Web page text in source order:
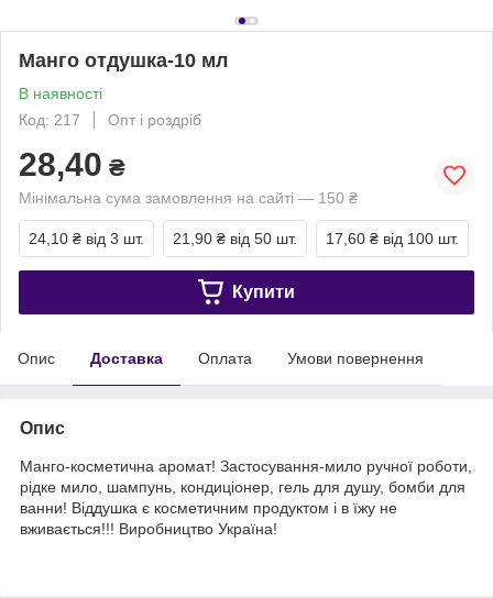
Манго отдушка-10 мл
В наявності
Код: 217
Опт і роздріб
28,40 ₴
Мінімальна сума замовлення на сайті — 150 ₴
24,10 ₴ від 3 шт. 21,90 ₴ від 50 шт. 17,60 ₴ від 100 шт.
Купити
Опис Доставка Оплата Умови повернення
Опис
Манго-косметична аромат! Застосування-мило ручної роботи,
рідке мило, шампунь, кондиціонер, гель для душу, бомби для
ванни! Віддушка є косметичним продуктом і в їжу не
вживається!!! Виробництво Україна!